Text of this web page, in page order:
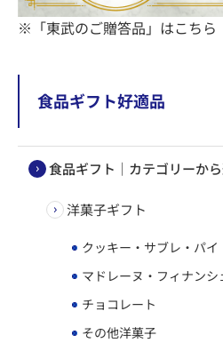
※「東武のご贈答品」はこちら
食品ギフト好適品
食品ギフト｜カテゴリーか
洋菓子ギフト
クッキー・サブレ・パイ
マドレーヌ・フィナン
チョコレート
その他洋菓子